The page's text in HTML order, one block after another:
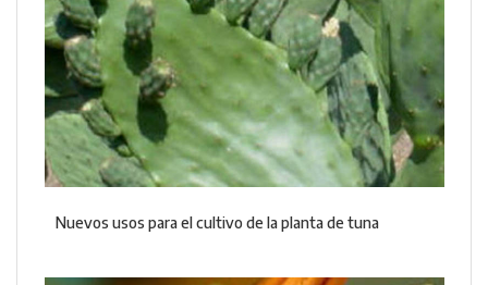
Nuevos usos para el cultivo de la planta de tuna